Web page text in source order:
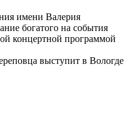
имени Валерия
богатого на события
концертной программой